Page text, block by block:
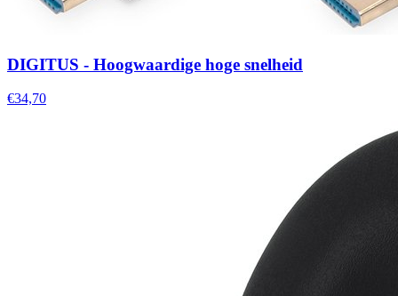
DIGITUS - Hoogwaardige hoge snelheid
€34,70